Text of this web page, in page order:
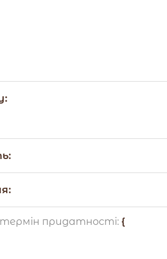
придатності: {